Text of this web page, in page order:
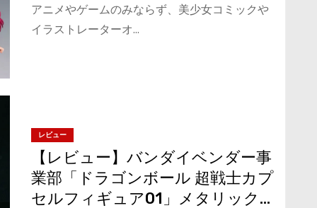
アニメやゲームのみならず、美少女コミックや
イラストレーターオ…
レビュー
【レビュー】バンダイベンダー事
業部「ドラゴンボール 超戦士カプ
セルフィギュア01」メタリックな